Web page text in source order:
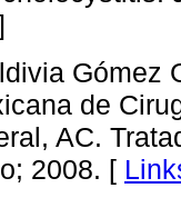
Gómez
de
AC.
2008. [